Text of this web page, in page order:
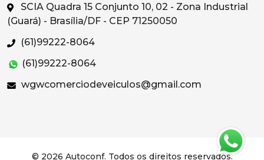
SCIA Quadra 15 Conjunto 10, 02 - Zona Industrial
(Guará) - Brasília/DF - CEP 71250050
(61)99222-8064
(61)99222-8064
wgwcomerciodeveiculos@gmail.com
© 2026 Autoconf. Todos os direitos reservados.